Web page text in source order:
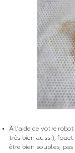
À l’aide de votre
très bien aussi),
être bien souples,